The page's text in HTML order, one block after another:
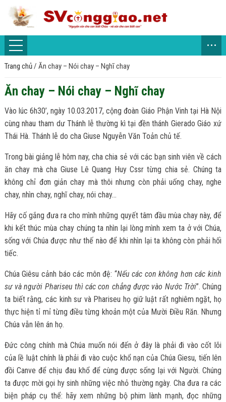
...
Trang chủ/ Ăn chay – Nói chay – Nghĩ chay
Ăn chay – Nói chay – Nghĩ chay
Vào lúc 6h30’, ngày 10.03.2017, cộng đoàn Giáo Phận Vinh tại Hà Nội
cùng nhau tham dư Thánh lễ thường kì tại đền thánh Gierado Giáo xứ
Thái Hà. Thánh lễ do cha Giuse Nguyễn Văn Toản chủ tế.
Trong bài giảng lễ hôm nay, cha chia sẻ với các bạn sinh viên về cách
ăn chay mà cha Giuse Lê Quang Huy Cssr từng chia sẻ. Chúng ta
không chỉ đơn giản chay mà thôi nhưng còn phải uống chay, nghe
chay, nhìn chay, nghĩ chay, nói chay…
Hãy cố gắng đưa ra cho mình những quyết tâm đầu mùa chay này, để
khi kết thúc mùa chay chúng ta nhìn lại lòng mình xem ta ở với Chúa,
sống với Chúa được như thế nào để khi nhìn lại ta không còn phải hối
tiếc.
Chúa Giêsu cảnh báo các môn đệ: “Nếu các con không hơn các kinh
sư và người Phariseu thì các con chẳng được vào Nước Trời”. Chúng
ta biết rằng, các kinh sư và Phariseu họ giữ luật rất nghiêm ngặt, họ
thực hiện tỉ mỉ từng điều từng khoản một của Mười Điều Răn. Nhưng
Chúa vẫn lên án họ.
Đức công chính mà Chúa muốn nói đến ở đây là phải đi vào cốt lõi
của lề luật chính là phải đi vào cuộc khổ nạn của Chúa Giesu, tiến lên
đồi Canve để chịu đau khổ để cùng được sống lại với Người. Chúng
ta được mời gọi hy sinh những việc nhỏ thường ngày. Cha đưa ra các
biện pháp cụ thể: hãy xem những bộ phim lành mạnh, đọc những